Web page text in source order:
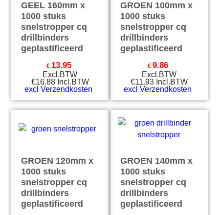
GEEL 160mm x
1000 stuks
snelstropper cq
drillbinders
geplastificeerd
€ 13.95
Excl.BTW
€16.88 Incl.BTW
excl Verzendkosten
GROEN 100mm x
1000 stuks
snelstropper cq
drillbinders
geplastificeerd
€ 9.86
Excl.BTW
€11.93 Incl.BTW
excl Verzendkosten
GROEN 120mm x
1000 stuks
snelstropper cq
drillbinders
geplastificeerd
GROEN 140mm x
1000 stuks
snelstropper cq
drillbinders
geplastificeerd